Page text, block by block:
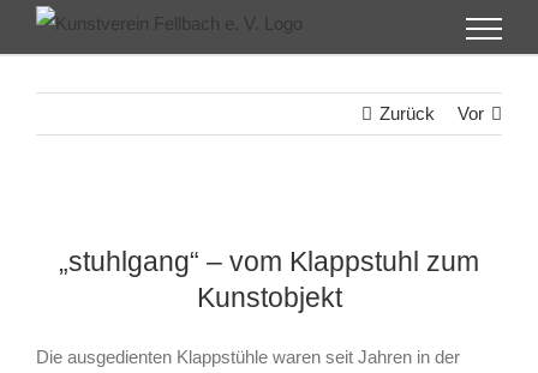
Inhalt
springen
Zurück
Vor
„stuhlgang“ – vom Klappstuhl zum
Kunstobjekt
Die ausgedienten Klappstühle waren seit Jahren in der